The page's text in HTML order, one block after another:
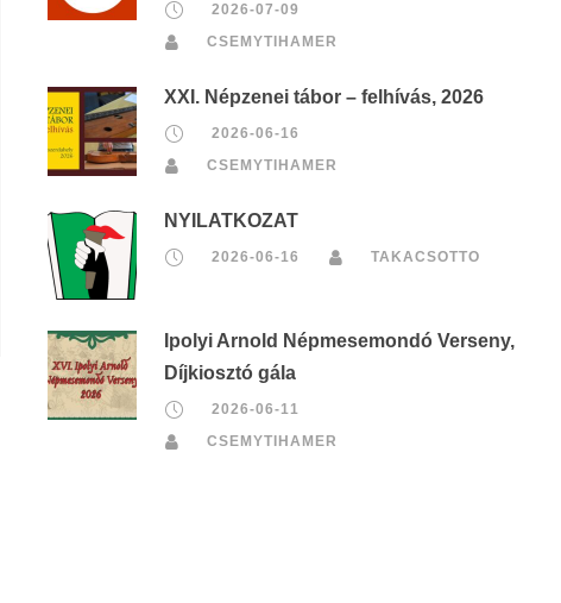
2026-07-09
CSEMYTIHAMER
XXI. Népzenei tábor – felhívás, 2026
2026-06-16
CSEMYTIHAMER
NYILATKOZAT
2026-06-16 TAKACSOTTO
Ipolyi Arnold Népmesemondó Verseny,
Díjkiosztó gála
2026-06-11
CSEMYTIHAMER